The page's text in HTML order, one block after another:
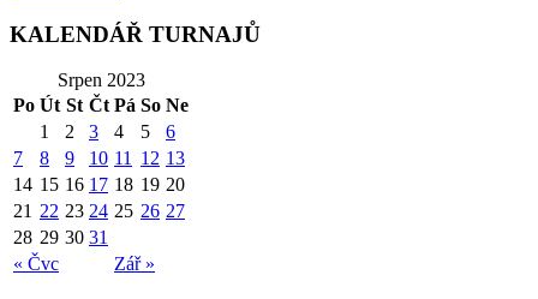
KALENDÁŘ TURNAJŮ
Srpen 2023
Po Út St Čt Pá So Ne
« Čvc Zář »
1 2 3 4 5
6
7
8 9 10 11 12 13
14 15 16 17 18 19 20
21 22 23 24 25 26 27
28 29 30 31